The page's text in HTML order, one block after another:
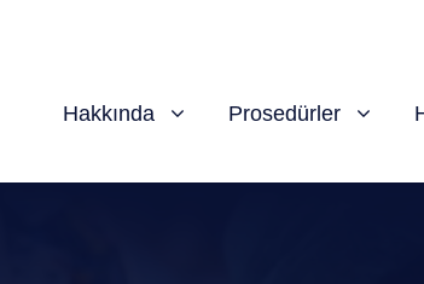
Hakkında Prosedürler